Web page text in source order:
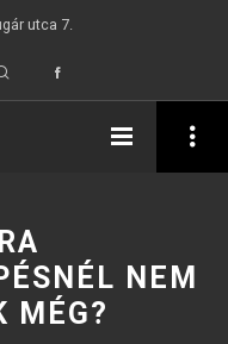
utca 7.
NEM
MÉG?